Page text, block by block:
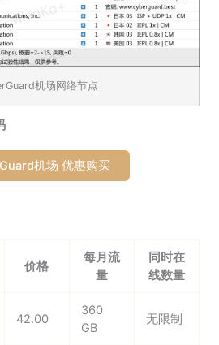
机场网络节点
机场 优惠购买
价格
每月流
量
同时在
线数量
42.00
360
GB
无限制